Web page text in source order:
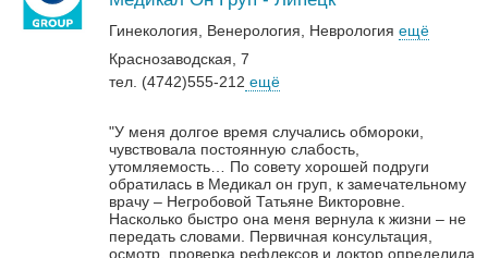
Гинекология Венерология‎ Неврология‎ ещё
Краснозаводская, 7
тел. (4742)555-212 ещё
"У меня долгое время случались обмороки,
чувствовала постоянную слабость,
утомляемость… По совету хорошей подруги
обратилась в Медикал он груп, к замечательному
врачу – Негробовой Татьяне Викторовне.
Насколько быстро она меня вернула к жизни – не
передать словами. Первичная консультация,
осмотр, проверка рефлексов и доктор определила